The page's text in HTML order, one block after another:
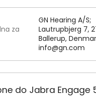
za
GN Hearing A/S;
Lautrupbjerg 7,
Ballerup,
info@gn.com
do Jabra Engage